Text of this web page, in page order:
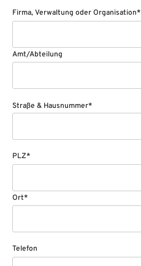
Firma, Verwaltung oder Organisation*
Amt/Abteilung
Straße & Hausnummer*
PLZ*
Ort*
Telefon